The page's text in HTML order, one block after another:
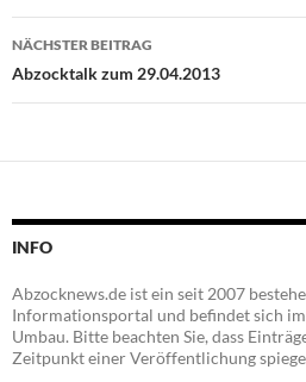
NÄCHSTER BEITRAG
Abzocktalk zum 29.04.2013
INFO
Abzocknews.de ist ein seit 2007
Informationsportal und befindet sich
Umbau. Bitte beachten Sie, dass
Zeitpunkt einer Veröffentlichung